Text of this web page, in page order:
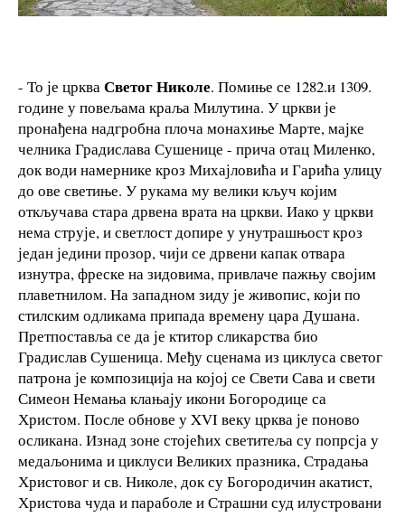
- То је цркваСветог Николе. Помиње се 1282.и 1309.
године у повељама краља Милутина. У цркви је
пронађена надгробна плоча монахиње Марте, мајке
челника Градислава Сушенице - прича отац Миленко,
док води намернике кроз Михајловића и Гарића улицу
до ове светиње. У рукама му велики кључ којим
откључава стара дрвена врата на цркви. Иако у цркви
нема струје, и светлост допире у унутрашњост кроз
један једини прозор, чији се дрвени капак отвара
изнутра, фреске на зидовима, привлаче пажњу својим
плаветнилом. На западном зиду је живопис, који по
стилским одликама припада времену цара Душана.
Претпоставља се да је ктитор сликарства био
Градислав Сушеница. Међу сценама из циклуса светог
патрона је композиција на којој се Свети Сава и свети
Симеон Немања клањају икони Богородице са
Христом. После обнове у XVI веку црква је поново
осликана. Изнад зоне стојећих светитеља су попрсја у
медаљонима и циклуси Великих празника, Страдања
Христовог и св. Николе, док су Богородичин акатист,
Христова чуда и параболе и Страшни суд илустровани